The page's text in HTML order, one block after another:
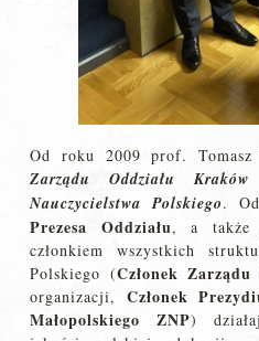
Od roku 2009 prof. Tomasz
Zarządu Oddziału
Nauczycielstwa Polskiego.
Prezesa Oddziału, a także
członkiem wszystkich
Polskiego (Członek Zarządu
organizacji, Członek
Małopolskiego ZNP)